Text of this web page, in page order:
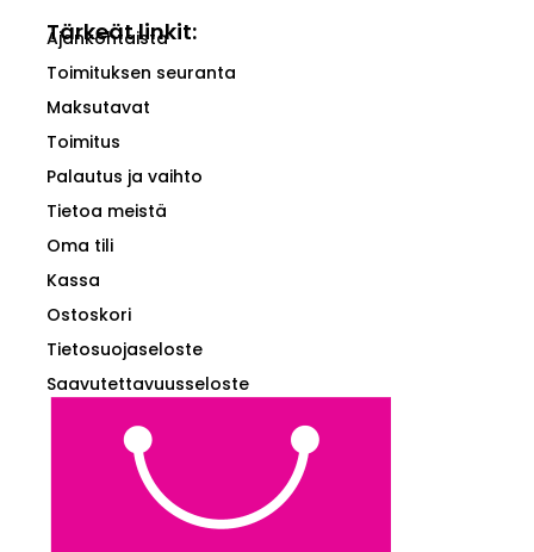
Tärkeät linkit:
Ajankohtaista
Toimituksen seuranta
Maksutavat
Toimitus
Palautus ja vaihto
Tietoa meistä
Oma tili
Kassa
Ostoskori
Tietosuojaseloste
Saavutettavuusseloste